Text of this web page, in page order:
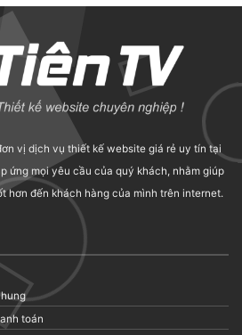
vị dịch vụ thiết kế website giá rẻ uy tín tại
ứng mọi yêu cầu của quý khách, nhằm giúp
hơn đến khách hàng của mình trên internet.
toán